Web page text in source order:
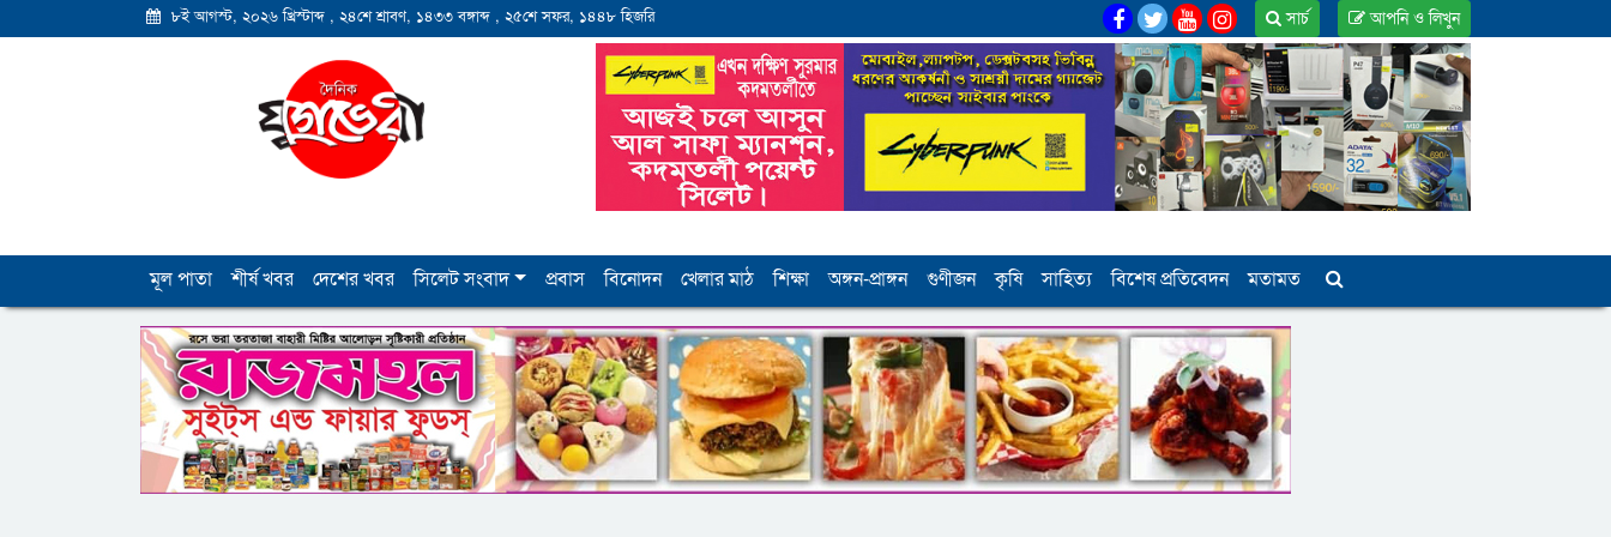
৮ই আগস্ট, ২০২৬ খ্রিস্টাব্দ , ২৪শে শ্রাবণ, ১৪৩৩ বঙ্গাব্দ , ২৫শে সফর, ১৪৪৮ হিজরি আপনি ও লিখুন
সার্চ
মূল পাতা শীর্ষ খবর দেশের খবর সিলেট সংবাদ প্রবাস বিনোদন খেলার মাঠ শিক্ষা অঙ্গন-প্রাঙ্গন গুণীজন কৃষি সাহিত্য বিশেষ প্রতিবেদন মতামত